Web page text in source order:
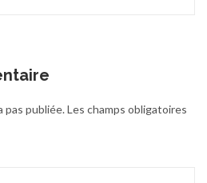
pas publiée.Les champs obligatoires